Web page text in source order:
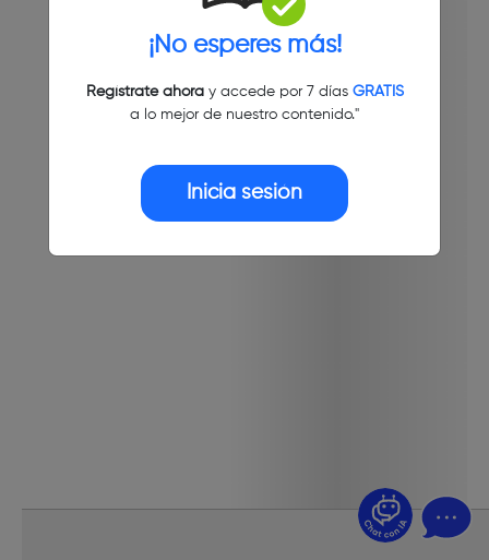
¡No esperes más!
Regístrate ahoray accede por 7 días GRATIS
a lo mejor de nuestro contenido."
Inicia sesión